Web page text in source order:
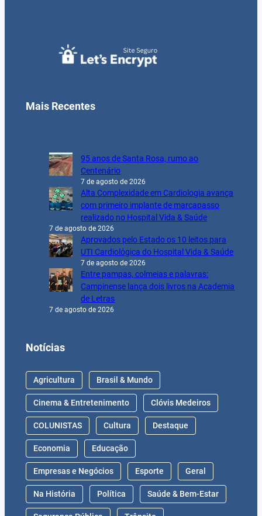
Mais Recentes
95 anos de Santa Rosa, rumo ao
Centenário
7 de agosto de 2026
Alta Complexidade em Cardiologia avança
com primeiro implante de marcapasso
realizado no Hospital Vida & Saúde
7 de agosto de 2026
Aprovados pelo Estado os 10 leitos para
UTI Cardiológica do Hospital Vida & Saúde
7 de agosto de 2026
Entre pampas, colmeias e palavras:
Campinense lança dois livros na Academia
de Letras
7 de agosto de 2026
Notícias
Agricultura Brasil & Mundo
Cinema & Entretenimento Clóvis Medeiros
COLUNISTAS Cultura Destaque
Economia Educação
Empresas e Negócios Esporte Geral
Na História Política Saúde & Bem-Estar